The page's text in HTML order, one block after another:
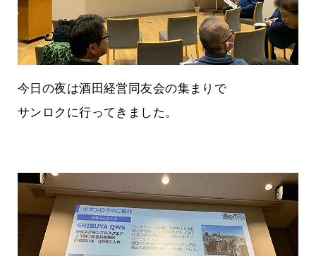
今日の夜は酒田経営同友会の集まりで
サンロクに行ってきました。